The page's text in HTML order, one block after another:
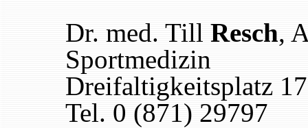
Dr. med. Till Resch,
Sportmedizin
Dreifaltigkeitsplatz
Tel. 0 (871) 29797